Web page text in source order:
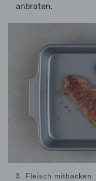
anbraten.
3. Fleisch mitbacken